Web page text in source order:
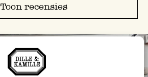
Toon recensies